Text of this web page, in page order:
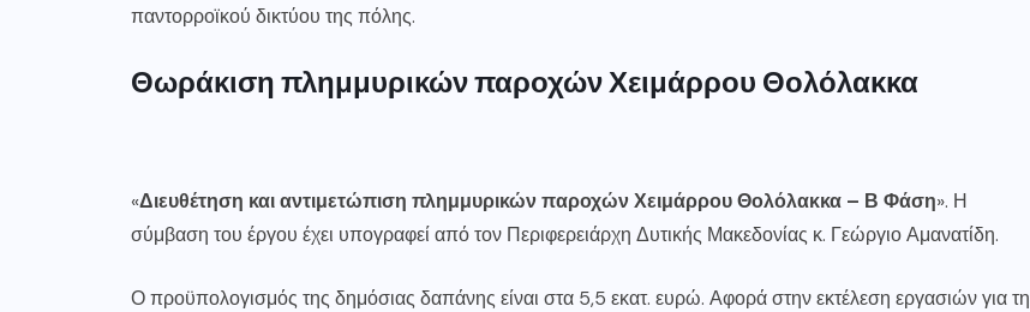
παντορροϊκού δικτύου της πόλης.
Θωράκιση πλημμυρικών παροχών Χειμάρρου Θολόλακκα
«Διευθέτηση και αντιμετώπιση πλημμυρικών παροχών Χειμάρρου Θολόλακκα – Β Φάση». Η
σύμβαση του έργου έχει υπογραφεί από τον Περιφερειάρχη Δυτικής Μακεδονίας κ. Γεώργιο Αμανατίδη.
Ο προϋπολογισμός της δημόσιας δαπάνης είναι στα 5,5 εκατ. ευρώ. Αφορά στην εκτέλεση εργασιών για τη